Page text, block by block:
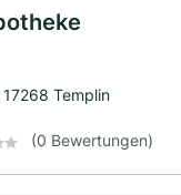
Templin
(0 Bewertungen)